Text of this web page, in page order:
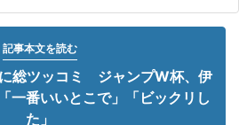
記事本文を読む
総ツッコミ ジャンプW杯、伊
一番いいとこで」「ビックリし
た」